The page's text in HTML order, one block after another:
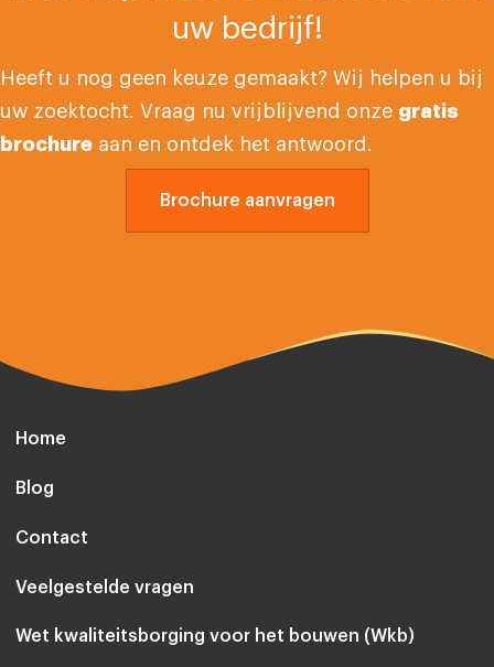
uw bedrijf!
Heeft u nog geen keuze gemaakt? Wij helpen u bij
uw zoektocht. Vraag nu vrijblijvend onze gratis
brochure aan en ontdek het antwoord.
Brochure aanvragen
Home
Blog
Contact
Veelgestelde vragen
Wet kwaliteitsborging voor het bouwen (Wkb)